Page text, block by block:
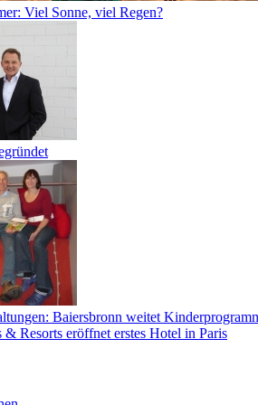
Viel Sonne, viel Regen?
Baiersbronn weitet
Resorts eröffnet erstes Hotel in Paris